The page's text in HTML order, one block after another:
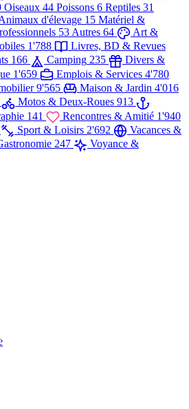
Oiseaux 44 Poissons 6 Reptiles 31
d'élevage 15 Matériel &
53 Autres 64
Art &
1'788
Livres, BD & Revues
166 Camping 235
Divers &
1'659 Emplois & Services 4'780
9'565 Maison & Jardin 4'016
Motos & Deux-Roues 913
141 Rencontres & Amitié 1'940
Sport & Loisirs 2'692
Vacances &
247
Voyance &